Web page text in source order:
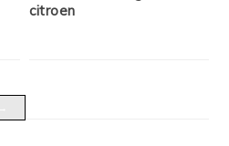
citroen